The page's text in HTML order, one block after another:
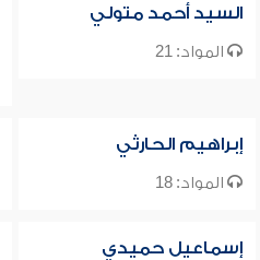
السيد أحمد متولي
المواد: 21
إبراهيم الحارثي
المواد: 18
إسماعيل حميدي